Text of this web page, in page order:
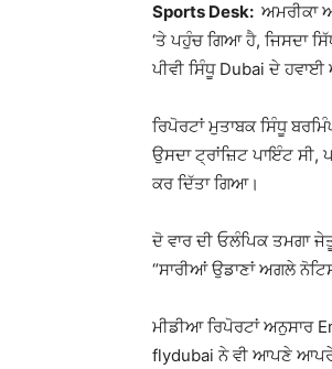
Sports Desk: ਅਮਰੀਕਾ
‘ਤੇ ਪਹੁੰਚ ਗਿਆ ਹੈ, ਜਿਸਦਾ
ਪੀਵੀ ਸਿੰਧੂ Dubai ਦੇ ਹਵਾਈ
ਰਿਪੋਰਟਾਂ ਮੁਤਾਬਕ ਸਿੰਧੂ
ਉਸਦਾ ਟ੍ਰਾਂਜ਼ਿਟ ਪਾਇੰਟ ਸੀ,
ਕਰ ਦਿੱਤਾ ਗਿਆ।
ਦੋ ਵਾਰ ਦੀ ਓਲੰਪਿਕ ਤਮਗਾ
“ਸਾਰੀਆਂ ਉਡਾਣਾਂ ਅਗਲੇ
ਮੀਡੀਆ ਰਿਪੋਰਟਾਂ ਅਨੁਸਾਰ
flydubai ਨੇ ਵੀ ਆਪਣੇ